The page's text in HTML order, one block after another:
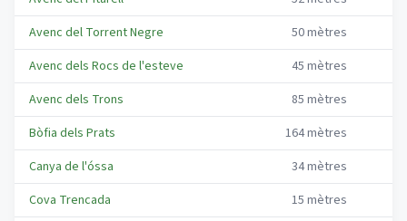
Avenc del Torrent Negre
50mètres
Avenc dels Rocs de l'esteve
45 mètres
Avenc dels Trons
85 mètres
Bòfia dels Prats
164mètres
Canya de l'óssa
34mètres
Cova Trencada
15 mètres